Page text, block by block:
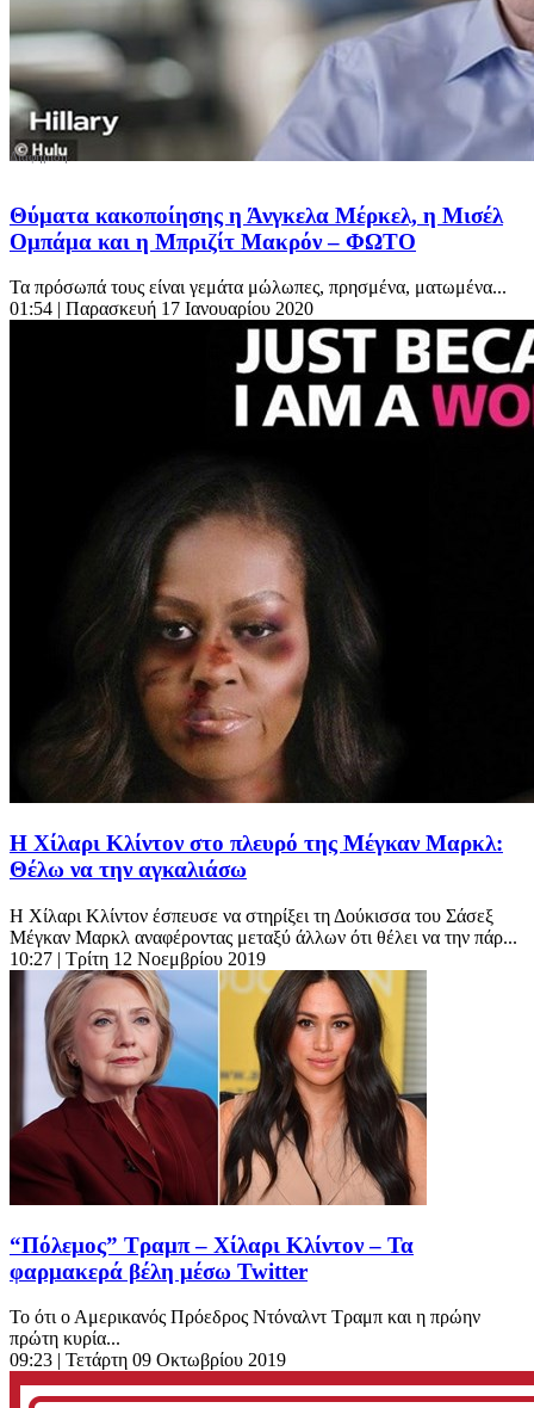
Θύματα κακοποίησης η Άνγκελα Μέρκελ, η Μισέλ
Ομπάμα και η Μπριζίτ Μακρόν – ΦΩΤΟ
Τα πρόσωπά τους είναι γεμάτα μώλωπες, πρησμένα, ματωμένα...
01:54 | Παρασκευή 17 Ιανουαρίου 2020
Η Χίλαρι Κλίντον στο πλευρό της Μέγκαν Μαρκλ:
Θέλω να την αγκαλιάσω
Η Χίλαρι Κλίντον έσπευσε να στηρίξει τη Δούκισσα του Σάσεξ
Μέγκαν Μαρκλ αναφέροντας μεταξύ άλλων ότι θέλει να την πάρ...
10:27 | Τρίτη 12 Νοεμβρίου 2019
“Πόλεμος” Τραμπ – Χίλαρι Κλίντον – Τα
φαρμακερά βέλη μέσω Twitter
Το ότι ο Αμερικανός Πρόεδρος Ντόναλντ Τραμπ και η πρώην
πρώτη κυρία...
09:23 | Τετάρτη 09 Οκτωβρίου 2019